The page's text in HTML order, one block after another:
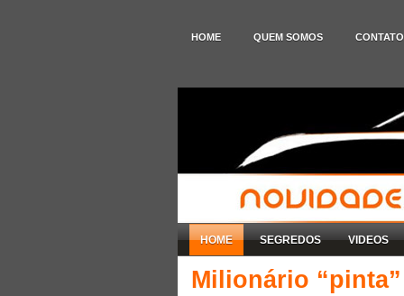
HOME QUEM SOMOS CONTATO
HOME SEGREDOS VIDEOS
Milionário